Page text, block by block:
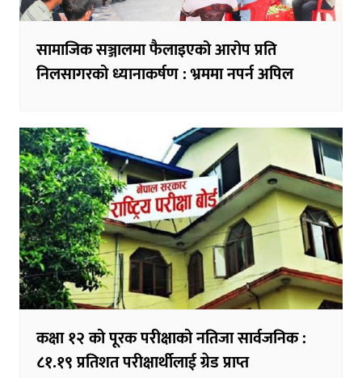
सामाजिक सञ्जालमा फैलाइएको आरोप प्रति
निलसागरको ध्यानाकर्षण : भ्रममा नपर्न अपिल
कक्षा १२ को पूरक परीक्षाको नतिजा सार्वजनिक :
८१.१९ प्रतिशत परीक्षार्थीलाई ग्रेड प्राप्त